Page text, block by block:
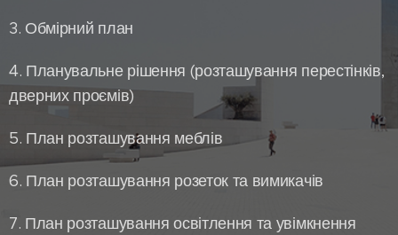
3. Обмірний план
4. Планувальне рішення (розташування перестінків,
дверних проємів)
5. План розташування меблів
6. План розташування розеток та вимикачів
7. План розташування освітлення та увімкнення